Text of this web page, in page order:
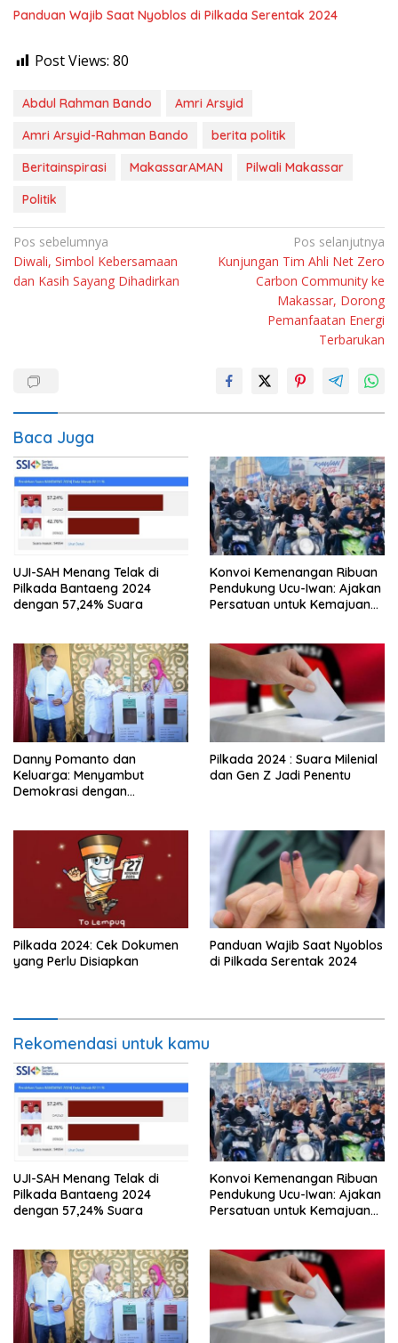
Panduan Wajib Saat Nyoblos di Pilkada Serentak 2024
Post Views: 80
Abdul Rahman Bando
Amri Arsyid
Amri Arsyid-Rahman Bando
berita politik
Beritainspirasi
MakassarAMAN
Pilwali Makassar
Politik
Navigasi
pos
Pos sebelumnya
Diwali, Simbol Kebersamaan
dan Kasih Sayang Dihadirkan
Pos selanjutnya
Kunjungan Tim Ahli Net Zero
Carbon Community ke
Makassar, Dorong
Pemanfaatan Energi
Terbarukan
Baca Juga
UJI-SAH Menang Telak di
Pilkada Bantaeng 2024
dengan 57,24% Suara
Konvoi Kemenangan Ribuan
Pendukung Ucu-Iwan: Ajakan
Persatuan untuk Kemajuan
Danny Pomanto dan
Keluarga: Menyambut
Demokrasi dengan
Pilkada 2024 : Suara Milenial
dan Gen Z Jadi Penentu
Pilkada 2024: Cek Dokumen
yang Perlu Disiapkan
Panduan Wajib Saat Nyoblos
di Pilkada Serentak 2024
Rekomendasi untuk kamu
UJI-SAH Menang Telak di
Pilkada Bantaeng 2024
dengan 57,24% Suara
Konvoi Kemenangan Ribuan
Pendukung Ucu-Iwan: Ajakan
Persatuan untuk Kemajuan